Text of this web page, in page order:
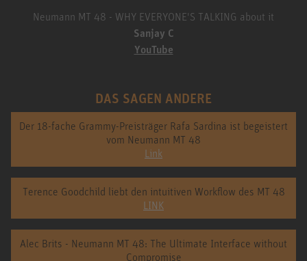
Neumann MT 48 - WHY EVERYONE'S TALKING about it
Sanjay C
YouTube
DAS SAGEN ANDERE
Der 18-fache Grammy-Preisträger Rafa Sardina ist begeistert
vom Neumann MT 48
Link
Terence Goodchild liebt den intuitiven Workflow des MT 48
LINK
Alec Brits - Neumann MT 48: The Ultimate Interface without
Compromise